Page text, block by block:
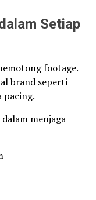
Setiap
footage.
brand seperti
pacing.
menjaga